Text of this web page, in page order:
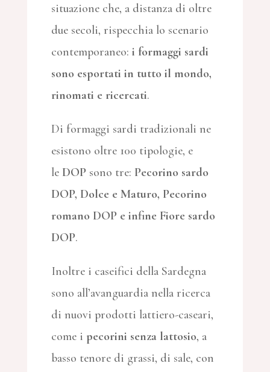
situazione che, a distanza di oltre
due secoli, rispecchia lo scenario
contemporaneo: i formaggi sardi
sono esportati in tutto il mondo,
rinomati e ricercati.
Di formaggi sardi tradizionali ne
esistono oltre 100 tipologie, e
le DOPsono tre: Pecorino sardo
DOP, Dolce e Maturo, Pecorino
romano DOP e infine Fiore sardo
DOP.
Inoltre i caseifici della Sardegna
sono all’avanguardia nella ricerca
di nuovi prodotti lattiero-caseari,
come i pecorini senza lattosio, a
basso tenore di grassi, di sale, con